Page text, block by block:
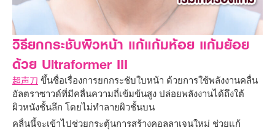
วิธียกกระชับผิวหน้า แก้แก้มห้อย แก้มย้อย
ด้วย Ultraformer III
超声刀 ขึ้นชื่อเรื่องการยกกระชับใบหน้า ด้วยการใช้พลังงานคลื่น
อัลตราซาวด์ที่มีคลื่นความถี่เข้มข้นสูง ปล่อยพลังงานได้ถึงใต้
ผิวหนังชั้นลึก โดยไม่ทำลายผิวชั้นบน
คลื่นนี้จะเข้าไปช่วยกระตุ้นการสร้างคอลลาเจนใหม่ ช่วยแก้